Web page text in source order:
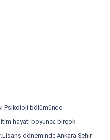
Psikoloji bölümünde
hayatı boyunca birçok
döneminde Ankara Şehir